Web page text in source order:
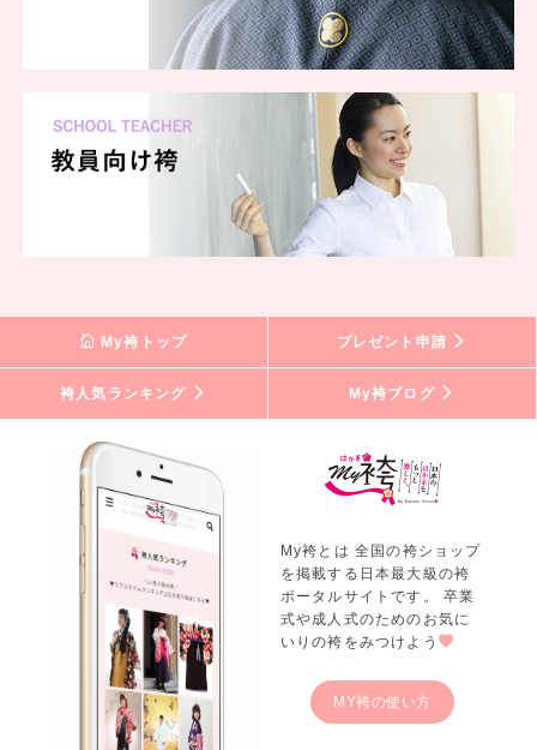
My袴トップ プレゼント申請
袴人気ランキング My袴ブログ
My袴とは 全国の袴ショップ
を掲載する日本最大級の袴
ポータルサイトです。 卒業
式や成人式のためのお気に
いりの袴をみつけよう
MY袴の使い方